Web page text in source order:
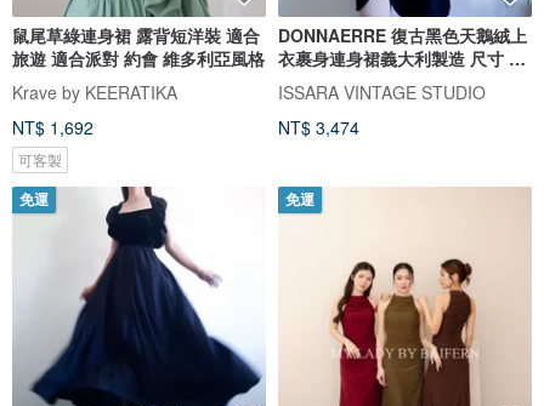
鼠尾草綠連身裙 露背短洋裝 適合
旅遊 適合派對 約會 維多利亞風格
Krave by KEERATIKA
NT$ 1,692
可客製
DONNAERRE 復古黑色天鵝絨上
衣裹身連身裙義大利製造 尺寸 38
Xs-
ISSARA VINTAGE STUDIO
NT$ 3,474
免運 免運